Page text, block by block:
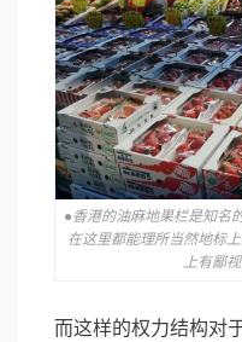
●香港的油麻地果栏是知名
在这里都能理所当然地标
上有鄙
而这样的权力结构对